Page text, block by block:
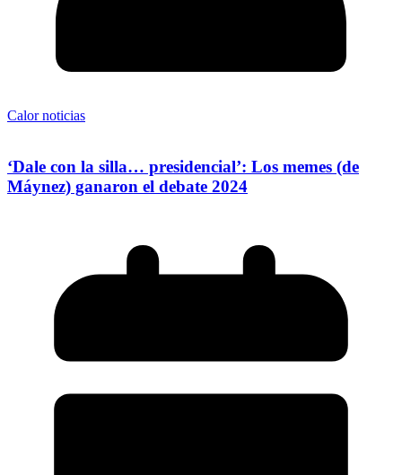
Calor noticias
‘Dale con la silla… presidencial’: Los memes (de
Máynez) ganaron el debate 2024